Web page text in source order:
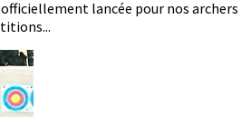
lancée pour nos archers